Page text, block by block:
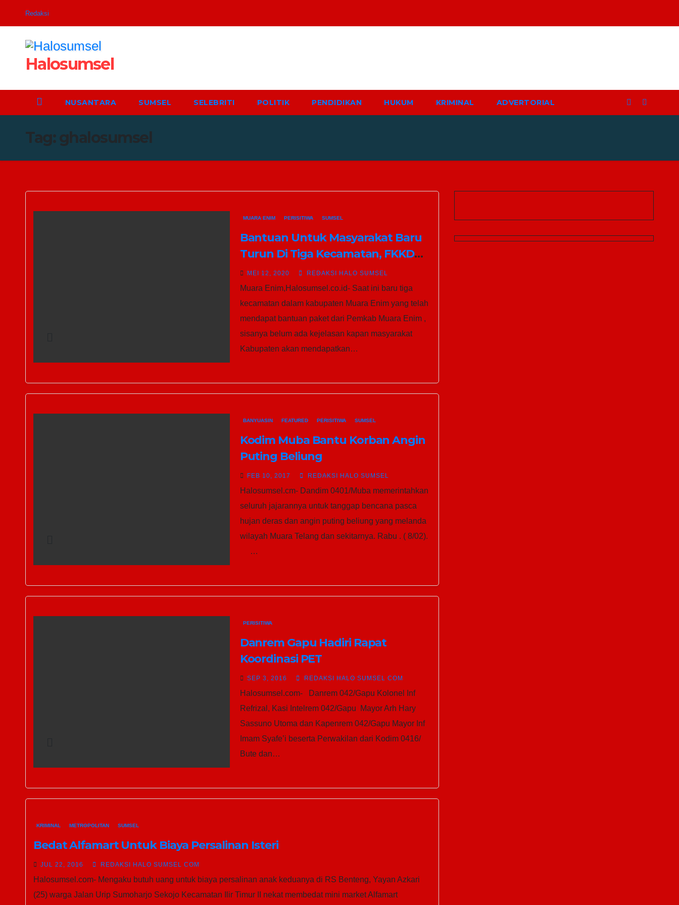
Redaksi
Halosumsel
NUSANTARA SUMSEL SELEBRITI POLITIK PENDIDIKAN HUKUM KRIMINAL ADVERTORIAL
Tag:ghalosumsel
MUARA ENIM PERISITIWA SUMSEL
Bantuan Untuk Masyarakat Baru
Turun Di Tiga Kecamatan, FKKD
Sesalkan Kebijakan Pemkab
MEI 12, 2020 REDAKSI HALO SUMSEL
Muara Enim,Halosumsel.co.id- Saat ini baru tiga
kecamatan dalam kabupaten Muara Enim yang telah
mendapat bantuan paket dari Pemkab Muara Enim ,
sisanya belum ada kejelasan kapan masyarakat
Kabupaten akan mendapatkan…
BANYUASIN FEATURED PERISITIWA SUMSEL
Kodim Muba Bantu Korban Angin
Puting Beliung
FEB 10, 2017 REDAKSI HALO SUMSEL
Halosumsel.cm- Dandim 0401/Muba memerintahkan
seluruh jajarannya untuk tanggap bencana pasca
hujan deras dan angin puting beliung yang melanda
wilayah Muara Telang dan sekitarnya. Rabu . ( 8/02).
…
PERISITIWA
Danrem Gapu Hadiri Rapat
Koordinasi PET
SEP 3, 2016 REDAKSI HALO SUMSEL COM
Halosumsel.com- Danrem 042/Gapu Kolonel Inf
Refrizal, Ka­si Intelrem 042/Gapu ­ ­Mayor Arh Hary
Sassuno Utoma dan Kapenre­m 042/Gapu ­Mayor Inf
Imam Syafe’i beserta Perwakila­n dari Kodim 0416/
Bute dan…
KRIMINAL METROPOLITAN SUMSEL
Bedat Alfamart Untuk Biaya Persalinan Isteri
JUL 22, 2016 REDAKSI HALO SUMSEL COM
Halosumsel.com- Mengaku butuh uang untuk biaya persalinan anak keduanya di RS Benteng, Yayan Azkari
(25) warga Jalan Urip Sumoharjo Sekojo Kecamatan Ilir Timur II nekat membedat mini market Alfamart